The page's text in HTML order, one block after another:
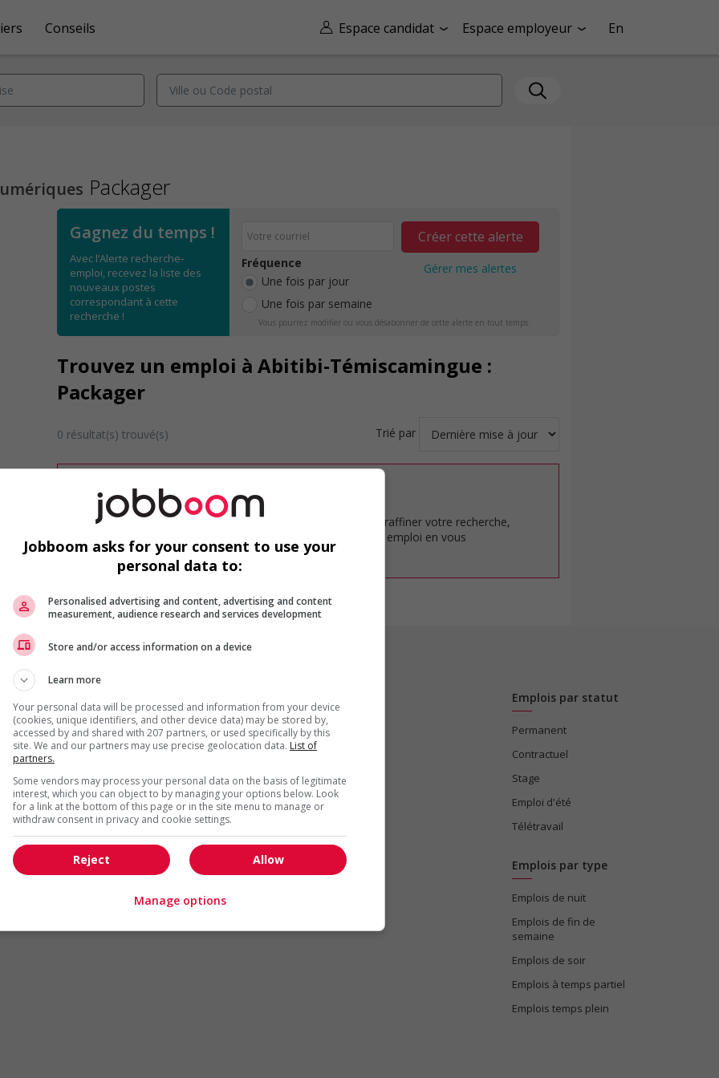
Espace candidat Espace employeur En
Conseils
Packager
Gagnez du temps !
Avec l’Alerte recherche-
emploi, recevez la liste des
nouveaux postes
correspondant à cette
recherche !
Fréquence
Une fois par jour
Une fois par semaine
Créer cette alerte
Gérer mes alertes
Vous pourrez modifier ou vous désabonner de cette alerte en tout temps.
Trouvez un emploi à Abitibi-Témiscamingue :
Packager
0 résultat(s) trouvé(s) Trié par
Désolé, cette recherche n'a produit aucun résultat.
Veuillez faire une nouvelle recherche.
Vous pouvez en tout temps utiliser nos outils pour raffiner votre recherche,
ou chercher un poste selon votre profil d'intérêt en emploi en vous
inscrivantcomme membre Jobboom.
Arts et métiers de la mode Automobile et transport
Cadres supérieurs
Commerce / Offres de services
Comptabilité / Assurance
Construction / Manutention
Droit
Ingénierie / Sciences
Marketing / Communication
Ressources humaines
Tourisme / Hôtellerie
Santé
Emplois par statut
Permanent
Contractuel
Stage
Emploi d'été
Télétravail
Emplois par type
Emplois de nuit
Emplois de fin de
semaine
Emplois de soir
Emplois à temps partiel
Emplois temps plein
Jobboom asks for your consent to use your
personal data to:
Personalised advertising and content, advertising and content
measurement, audience research and services development
Store and/or access information on a device
Learn more
Your personal data will be processed and information from your device
(cookies, unique identifiers, and other device data) may be stored by,
accessed by and shared with 207 partners, or used specifically by this
site. We and our partners may use precise geolocation data. List of
partners.
Some vendors may process your personal data on the basis of legitimate
interest, which you can object to by managing your options below. Look
for a link at the bottom of this page or in the site menu to manage or
withdraw consent in privacy and cookie settings.
Allow
Reject
Manage options